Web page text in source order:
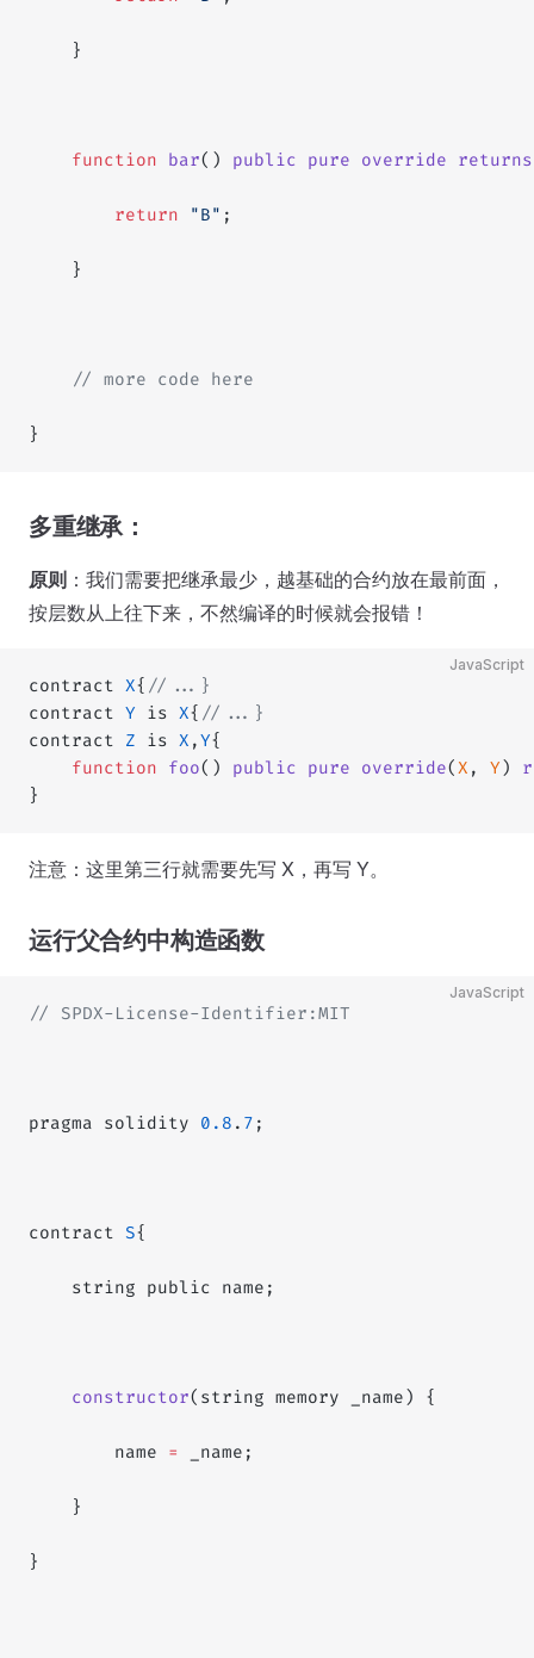
}
function bar() public pure override returns
return "B" ;
}
// more code here
}
多重继承：
原则 ：我们需要把继承最少，越基础的合约放在最前面，
按层数从上往下来，不然编译的时候就会报错！
JavaScript
contract X{ //...}
contract Y is X{ //...}
contract Z is X ,Y{
	function
foo() public pure override(X , Y )
}
注意：这里第三行就需要先写 X，再写 Y。
运行父合约中构造函数
JavaScript
// SPDX-License-Identifier:MIT
pragma solidity 0.8 . 7 ;
contract S{
string public name;
constructor(string memory _name) {
name = _name;
}
}